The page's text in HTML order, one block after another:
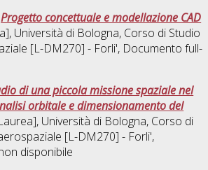
Progetto concettuale e modellazione CAD
Università di Bologna, Corso di Studio
[L-DM270] - Forli', Documento full-
di una piccola missione spaziale nel
orbitale e dimensionamento del
Università di Bologna, Corso di
[L-DM270] - Forli',
disponibile